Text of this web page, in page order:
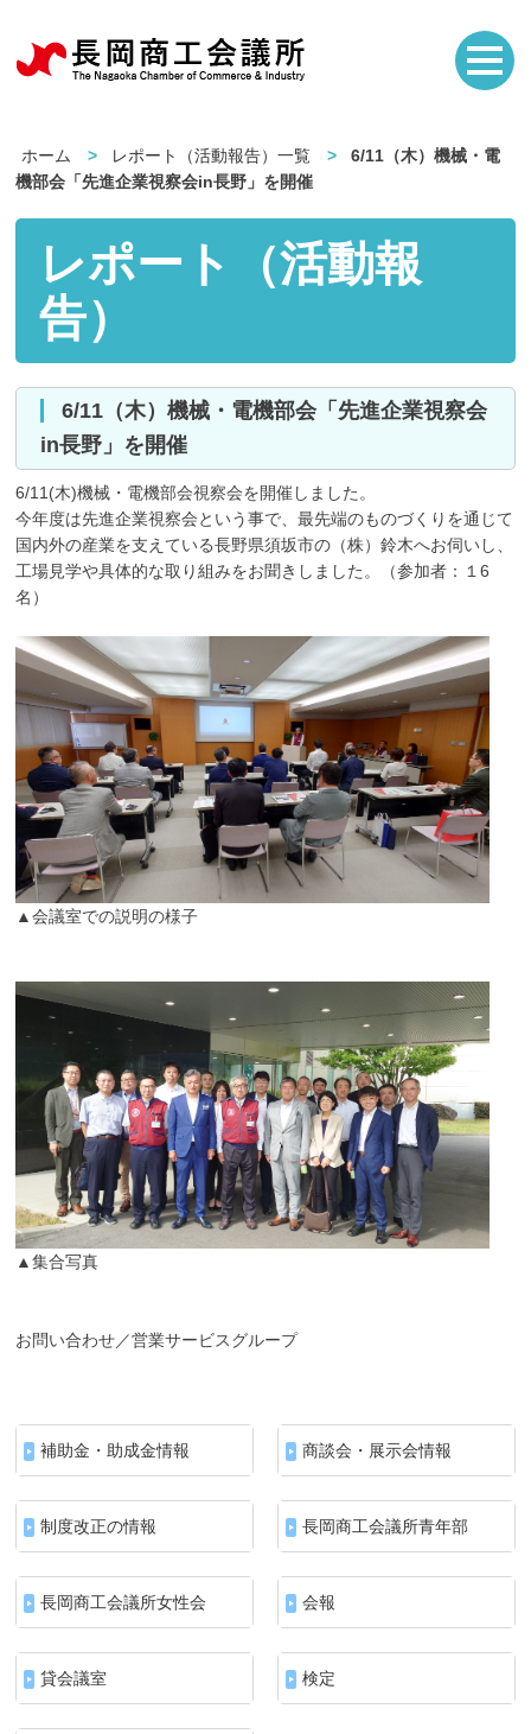
ホーム レポート（活動報告）一覧
6/11（木）機械・電
機部会「先進企業視察会in長野」を開催
レポート（活動報
告）
6/11（木）機械・電機部会「先進企業視察会
in長野」を開催
6/11(木)機械・電機部会視察会を開催しました。
今年度は先進企業視察会という事で、最先端のものづくりを通じて
国内外の産業を支えている長野県須坂市の（株）鈴木へお伺いし、
工場見学や具体的な取り組みをお聞きしました。（参加者：１6
名）
▲会議室での説明の様子
▲集合写真
お問い合わせ／営業サービスグループ
補助金・助成金情報 商談会・展示会情報
制度改正の情報 長岡商工会議所青年部
長岡商工会議所女性会 会報
貸会議室 検定